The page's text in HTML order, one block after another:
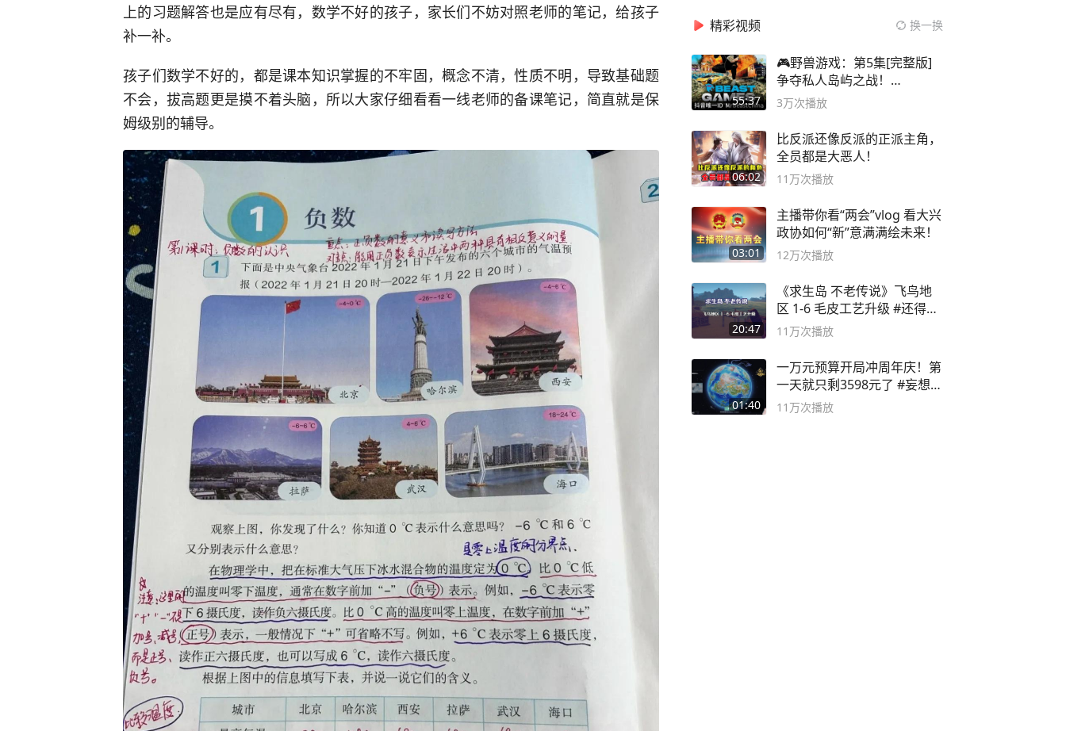
上的习题解答也是应有尽有，数学不好的孩子，家长们不妨对照老师的笔记，给孩子
补一补。
孩子们数学不好的，都是课本知识掌握的不牢固，概念不清，性质不明，导致基础题
不会，拔高题更是摸不着头脑，所以大家仔细看看一线老师的备课笔记，简直就是保
姆级别的辅导。
精彩视频 换一换
55:37
🎮野兽游戏：第5集[完整版]
争夺私人岛屿之战！
#MrBeastChina
3万次播放
06:02
比反派还像反派的正派主角，
全员都是大恶人！
11万次播放
03:01
主播带你看“两会”vlog 看大兴
政协如何“新”意满满绘未来！
12万次播放
20:47
《求生岛 不老传说》飞鸟地
区 1-6 毛皮工艺升级 #还得是
主机大作
11万次播放
01:40
一万元预算开局冲周年庆！第
一天就只剩3598元了 #妄想山
海
11万次播放